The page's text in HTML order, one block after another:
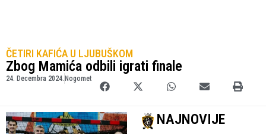
ČETIRI KAFIĆA U LJUBUŠKOM
Zbog Mamića odbili igrati finale
24. Decembra 2024. Nogomet
NAJNOVIJE